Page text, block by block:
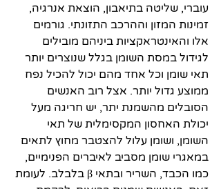
עוברי, שליטה בתיאבון, הוצאת אנרגיה,
זמינות המזון וההרכב התזונתי. גורמים
אלו והאינטראקציות ביניהם מובילים
לגידול במסת השומן בגלל שנוצרים יותר
תאי שומן וכל אחד מהם יכול להכיל נפח
ממוצע גדול יותר. אצל רוב האנשים
הסובלים מהשמנת יתר, יש חריגה מעל
יכולת האחסון המקסימלית של תאי
השומן, ושומן עלול להצטבר מחוץ לתאים
במאגרי שומן מסביב לאיברים הפנימיים,
כמו הכבד, השריר ובתאי β בלבלב. לעומת